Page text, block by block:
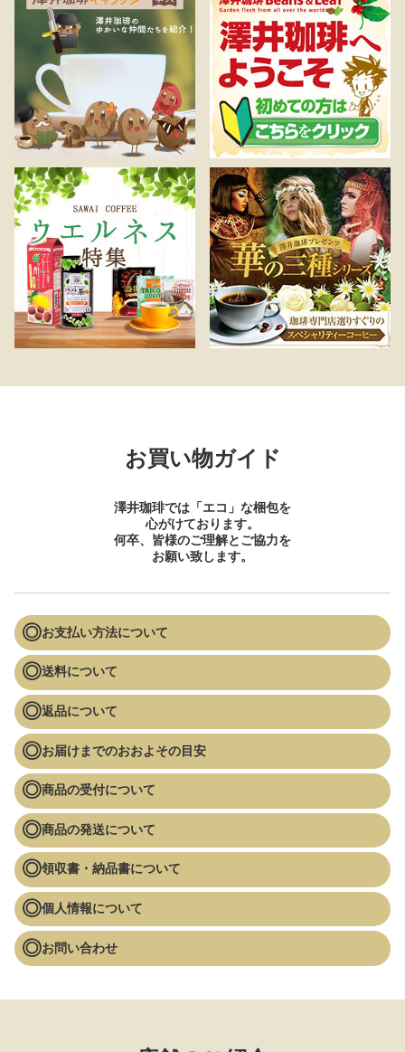
お買い物ガイド
澤井珈琲では「エコ」な梱包を
心がけております。
何卒、皆様のご理解とご協力を
お願い致します。
お支払い方法について
送料について
返品について
お届けまでのおおよその目安
商品の受付について
商品の発送について
領収書・納品書について
個人情報について
お問い合わせ